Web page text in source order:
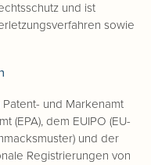
und ist
sowie
und Markenamt
(EPA), dem EUIPO (EU-
und der
Registrierungen von